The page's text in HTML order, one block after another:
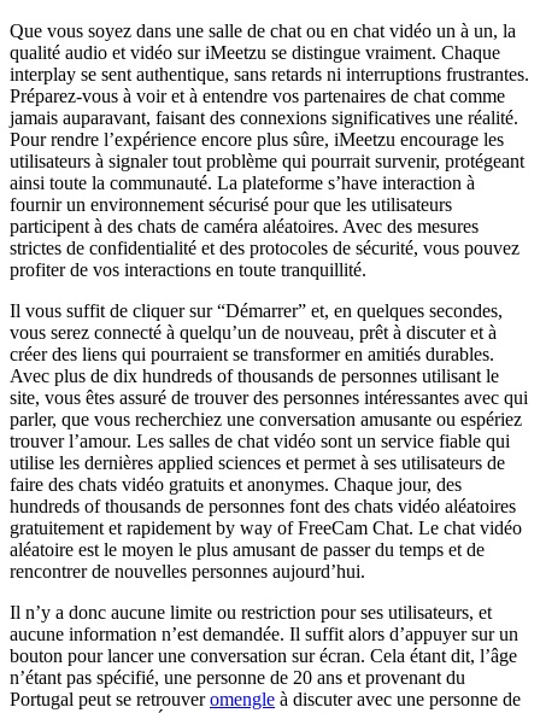
Que vous soyez dans une salle de chat ou en chat vidéo un à un, la
qualité audio et vidéo sur iMeetzu se distingue vraiment. Chaque
interplay se sent authentique, sans retards ni interruptions frustrantes.
Préparez-vous à voir et à entendre vos partenaires de chat comme
jamais auparavant, faisant des connexions significatives une réalité.
Pour rendre l’expérience encore plus sûre, iMeetzu encourage les
utilisateurs à signaler tout problème qui pourrait survenir, protégeant
ainsi toute la communauté. La plateforme s’have interaction à
fournir un environnement sécurisé pour que les utilisateurs
participent à des chats de caméra aléatoires. Avec des mesures
strictes de confidentialité et des protocoles de sécurité, vous pouvez
profiter de vos interactions en toute tranquillité.
Il vous suffit de cliquer sur “Démarrer” et, en quelques secondes,
vous serez connecté à quelqu’un de nouveau, prêt à discuter et à
créer des liens qui pourraient se transformer en amitiés durables.
Avec plus de dix hundreds of thousands de personnes utilisant le
site, vous êtes assuré de trouver des personnes intéressantes avec qui
parler, que vous recherchiez une conversation amusante ou espériez
trouver l’amour. Les salles de chat vidéo sont un service fiable qui
utilise les dernières applied sciences et permet à ses utilisateurs de
faire des chats vidéo gratuits et anonymes. Chaque jour, des
hundreds of thousands de personnes font des chats vidéo aléatoires
gratuitement et rapidement by way of FreeCam Chat. Le chat vidéo
aléatoire est le moyen le plus amusant de passer du temps et de
rencontrer de nouvelles personnes aujourd’hui.
Il n’y a donc aucune limite ou restriction pour ses utilisateurs, et
aucune information n’est demandée. Il suffit alors d’appuyer sur un
bouton pour lancer une conversation sur écran. Cela étant dit, l’âge
n’étant pas spécifié, une personne de 20 ans et provenant du
Portugal peut se retrouveromengle à discuter avec une personne de